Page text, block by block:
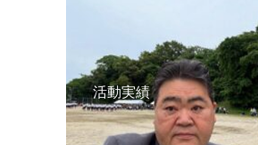
活動実績